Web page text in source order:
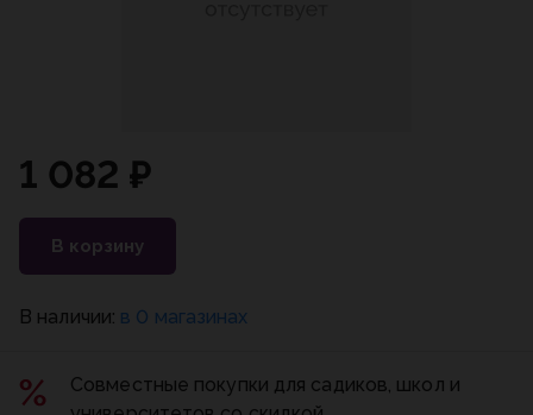
1 082 ₽
В корзину
В наличии: в 0 магазинах
Совместные покупки для садиков, школ и